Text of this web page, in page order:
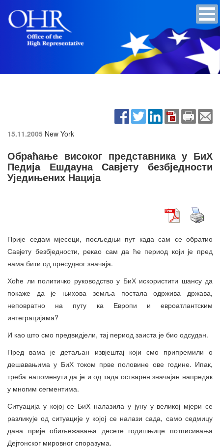
15.11.2005 New York
Обраћање високог представника у БиХ
Педија Ешдауна Савјету безбједности
Уједињених Нација
Прије седам мјесеци, посљедњи пут када сам се обратио
Савјету безбједности, рекао сам да ће период који је пред
нама бити од пресудног значаја.
Хоће ли политичко руководство у БиХ искористити шансу да
покаже да је њихова земља постала одржива држава,
неповратно на путу ка Европи и евроатлантским
интеграцијама?
И као што смо предвидјели, тај период заиста је био одсудан.
Пред вама је детаљан извјештај који смо припремили о
дешавањима у БиХ током прве половине ове године. Ипак,
треба напоменути да је и од тада остварен значајан напредак
у многим сегментима.
Ситуација у којој се БиХ налазила у јуну у великој мјери се
разликује од ситуације у којој се налази сада, само седмицу
дана прије обиљежавања десете годишњице потписивања
Дејтонског мировног споразума.